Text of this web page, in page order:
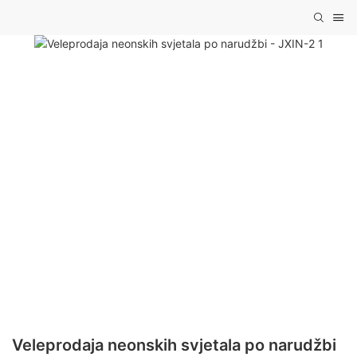
Veleprodaja neonskih svjetala po narudžbi